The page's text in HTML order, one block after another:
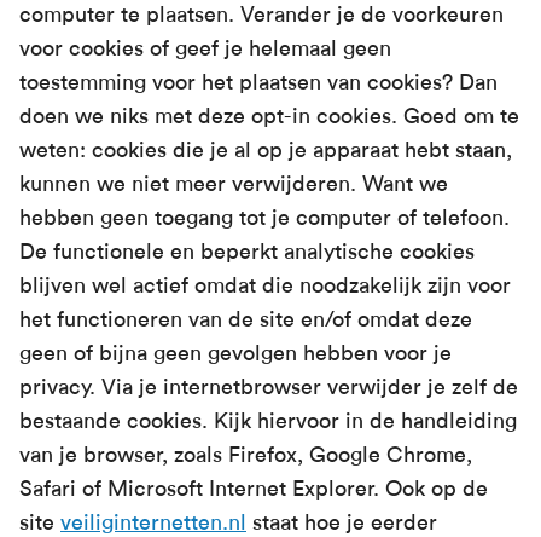
computer te plaatsen. Verander je de voorkeuren
voor cookies of geef je helemaal geen
toestemming voor het plaatsen van cookies? Dan
doen we niks met deze opt-in cookies. Goed om te
weten: cookies die je al op je apparaat hebt staan,
kunnen we niet meer verwijderen. Want we
hebben geen toegang tot je computer of telefoon.
De functionele en beperkt analytische cookies
blijven wel actief omdat die noodzakelijk zijn voor
het functioneren van de site en/of omdat deze
geen of bijna geen gevolgen hebben voor je
privacy. Via je internetbrowser verwijder je zelf de
bestaande cookies. Kijk hiervoor in de handleiding
van je browser, zoals Firefox, Google Chrome,
Safari of Microsoft Internet Explorer. Ook op de
site veiliginternetten.nl staat hoe je eerder